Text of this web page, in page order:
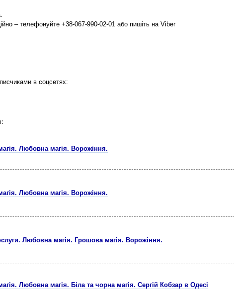
– телефонуйте +38-067-990-02-01 або пишіть на Viber
в соцсетях:
Любовна магія. Вoрожіння.
Любовна магія. Ворожіння.
Любовна магія. Грошова магія. Вoрожіння.
Любовна магія. Біла та чорна магія. Сергій Кобзар в Одесі